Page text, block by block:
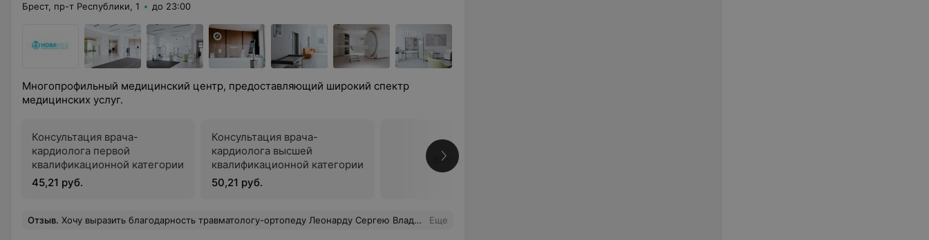
Брест, пр-т Республики, 1 до 23:00
Многопрофильный медицинский центр, предоставляющий широкий спектр
медицинских услуг.
Консультация врача-
кардиолога первой
квалификационной категории
45,21 руб.
Консультация врача-
кардиолога высшей
квалификационной категории
50,21 руб.
Все цены
Отзыв. Хочу выразить благодарность травматологу-ортопеду Леонарду Сергею Владимировичу за внимательное и чуткое отношение к пациентам,принятие правильного решения в лечении болезни,за талант и профессионализм,за любовь к выбранной профессии.Желаю Вам крепкого здоровья,благополучия,карьерного роста и только благодарных пациентов.Спасибо за Ваш нелегкий труд. Прошу руководство мед.цетра отметить доктора прияным бонусом к Новогодним праздникам!!!!!! Еще